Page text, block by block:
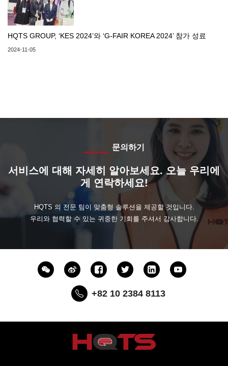
HQTS GROUP, ‘KES 2024’와 ‘G-FAIR KOREA 2024’ 참가 성료
2024-11-05
문의하기
서비스에 대해 자세히 알아보세요. 오늘 우리에
게 연락하세요!
HQTS 의 전문 팀이 맞춤형 솔루션을 제공할 것입니다.
우리와 협력할 수 있는 귀중한 기회를 주셔서 감사합니다.
+82 10 2384 8113